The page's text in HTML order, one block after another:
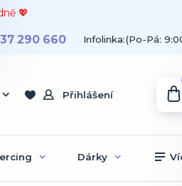
💖
Přihlášení
290 660 Infolinka:(Po-Pá:
Dárky